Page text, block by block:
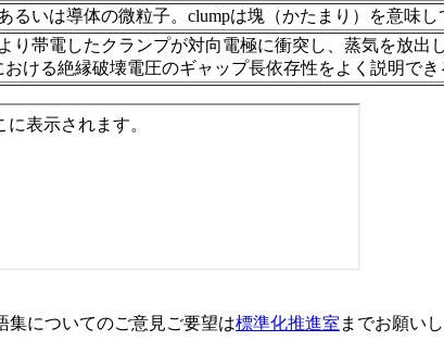
るいは導体の微粒子。clumpは塊（かたまり）を意味し
り帯電したクランプが対向電極に衝突し、蒸気を放出
ける絶縁破壊電圧のギャップ長依存性をよく説明でき
集についてのご意見ご要望は標準化推進室 までお願い